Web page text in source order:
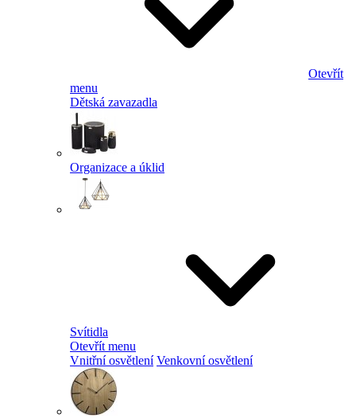
Otevřít
menu
Dětská zavazadla
Organizace a úklid
Svítidla
Otevřít menu
Vnitřní osvětlení Venkovní osvětlení